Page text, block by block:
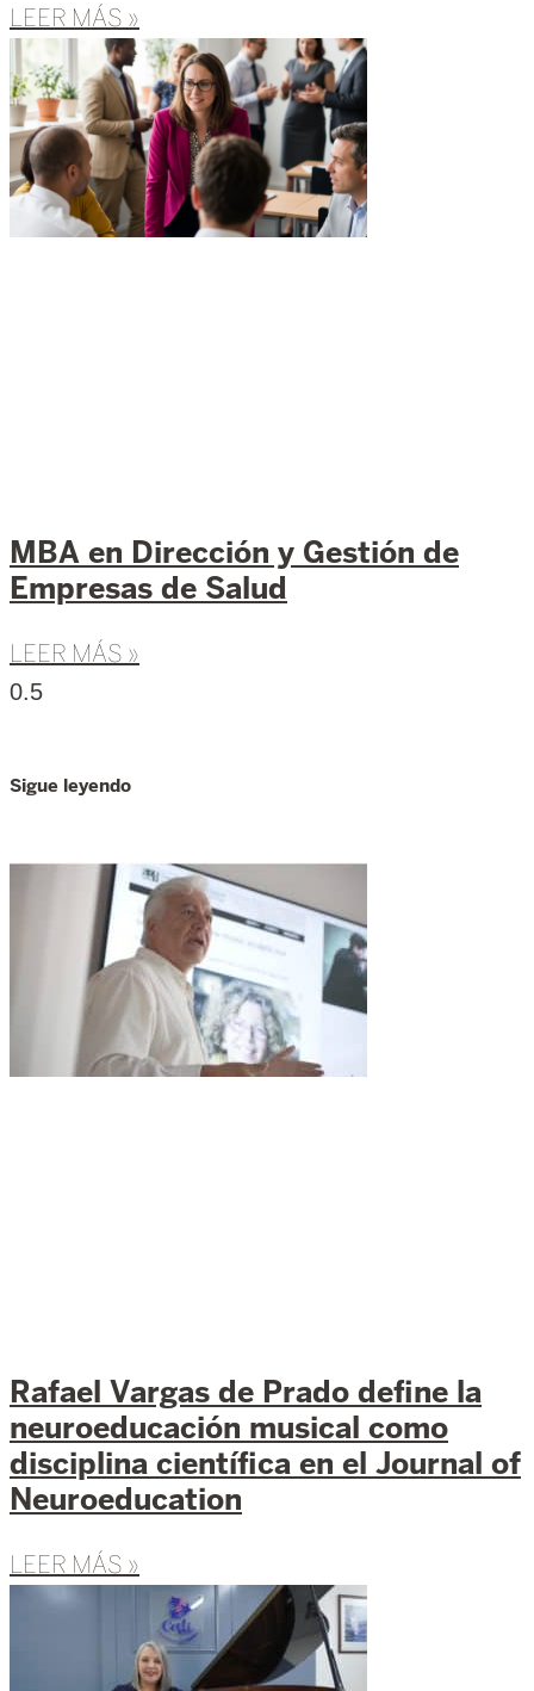
LEER MÁS »
MBA en Dirección y Gestión de
Empresas de Salud
LEER MÁS »
Sigue leyendo
Rafael Vargas de Prado define la
neuroeducación musical como
disciplina científica en el Journal of
Neuroeducation
LEER MÁS »